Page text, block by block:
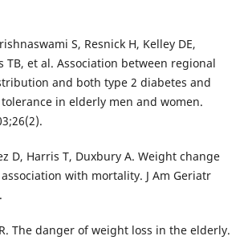
S, Resnick H, Kelley DE,
TB, et al. Association between regional
and both type 2 diabetes and
in elderly men and women.
D, Harris T, Duxbury A. Weight change
with mortality. J Am Geriatr
The danger of weight loss in the elderly.